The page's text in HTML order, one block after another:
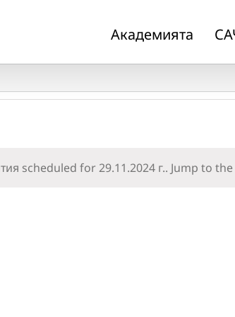
Академията
Notice
scheduled for 29.11.2024 г.. Jump to the